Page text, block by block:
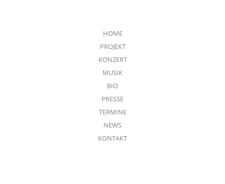
HOME
PROJEKT
KONZERT
MUSIK
BIO
PRESSE
TERMINE
NEWS
KONTAKT